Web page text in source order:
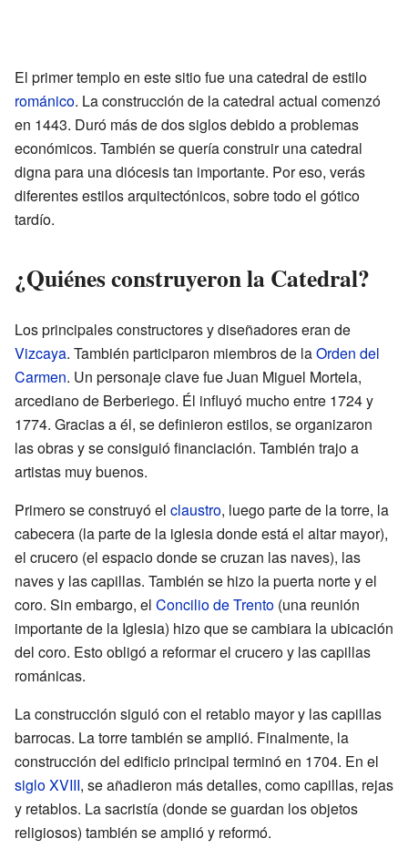
El primer templo en este sitio fue una catedral de estilo
románico. La construcción de la catedral actual comenzó
en 1443. Duró más de dos siglos debido a problemas
económicos. También se quería construir una catedral
digna para una diócesis tan importante. Por eso, verás
diferentes estilos arquitectónicos, sobre todo el gótico
tardío.
¿Quiénes construyeron la Catedral?
Los principales constructores y diseñadores eran de
Vizcaya. También participaron miembros de laOrden del
Carmen. Un personaje clave fue Juan Miguel Mortela,
arcediano de Berberiego. Él influyó mucho entre 1724 y
1774. Gracias a él, se definieron estilos, se organizaron
las obras y se consiguió financiación. También trajo a
artistas muy buenos.
Primero se construyó el claustro, luego parte de la torre, la
cabecera (la parte de la iglesia donde está el altar mayor),
el crucero (el espacio donde se cruzan las naves), las
naves y las capillas. También se hizo la puerta norte y el
coro. Sin embargo, el Concilio de Trento (una reunión
importante de la Iglesia) hizo que se cambiara la ubicación
del coro. Esto obligó a reformar el crucero y las capillas
románicas.
La construcción siguió con el retablo mayor y las capillas
barrocas. La torre también se amplió. Finalmente, la
construcción del edificio principal terminó en 1704. En el
siglo XVIII, se añadieron más detalles, como capillas, rejas
y retablos. La sacristía (donde se guardan los objetos
religiosos) también se amplió y reformó.